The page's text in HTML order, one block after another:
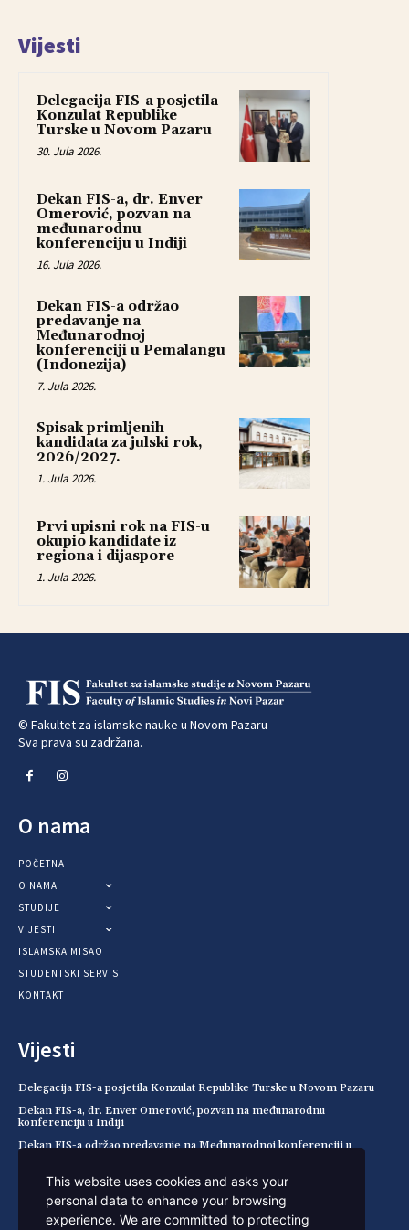
Vijesti
Delegacija FIS-a posjetila
Konzulat Republike
Turske u Novom Pazaru
30. Jula 2026.
Dekan FIS-a, dr. Enver
Omerović, pozvan na
međunarodnu
konferenciju u Indiji
16. Jula 2026.
Dekan FIS-a održao
predavanje na
Međunarodnoj
konferenciji u Pemalangu
(Indonezija)
7. Jula 2026.
Spisak primljenih
kandidata za julski rok,
2026/2027.
1. Jula 2026.
Prvi upisni rok na FIS-u
okupio kandidate iz
regiona i dijaspore
1. Jula 2026.
© Fakultet za islamske nauke u Novom Pazaru
Sva prava su zadržana.
O nama
POČETNA
O NAMA
STUDIJE
VIJESTI
ISLAMSKA MISAO
STUDENTSKI SERVIS
KONTAKT
Vijesti
Delegacija FIS-a posjetila Konzulat Republike Turske u Novom Pazaru
Dekan FIS-a, dr. Enver Omerović, pozvan na međunarodnu
konferenciju u Indiji
Dekan FIS-a održao predavanje na Međunarodnoj konferenciji u
Spisak primljenih kandidata za julski rok, 2026/2027.
Kontakt
This website uses cookies and asks your
personal data to enhance your browsing
experience. We are committed to protecting